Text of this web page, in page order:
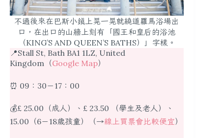
不過後來在巴斯小鎮上晃一晃就繞道羅馬浴場出
口，在出口的山牆上刻有「國王和皇后的浴池
（KING’S AND QUEEN’S BATHS）」字樣。
📍Stall St, Bath BA1 1LZ, United
Kingdom（Google Map）
⏰ 09：30－17：00
💰£ 25.00（成人）、£ 23.50 （學生及老人）、
15.00（6－18歲孩童）（→線上買票會比較便宜）